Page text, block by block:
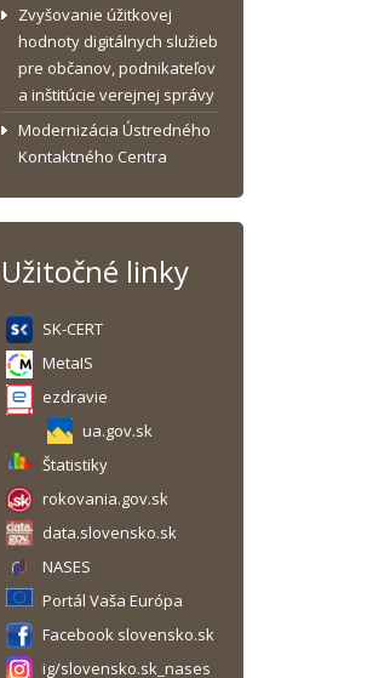
Zvyšovanie úžitkovej
hodnoty digitálnych služieb
pre občanov, podnikateľov
a inštitúcie verejnej správy
Modernizácia Ústredného
Kontaktného Centra
Užitočné linky
SK-CERT
MetaIS
ezdravie
ua.gov.sk
Štatistiky
rokovania.gov.sk
data.slovensko.sk
NASES
Portál Vaša Európa
Facebook slovensko.sk
ig/slovensko.sk_nases